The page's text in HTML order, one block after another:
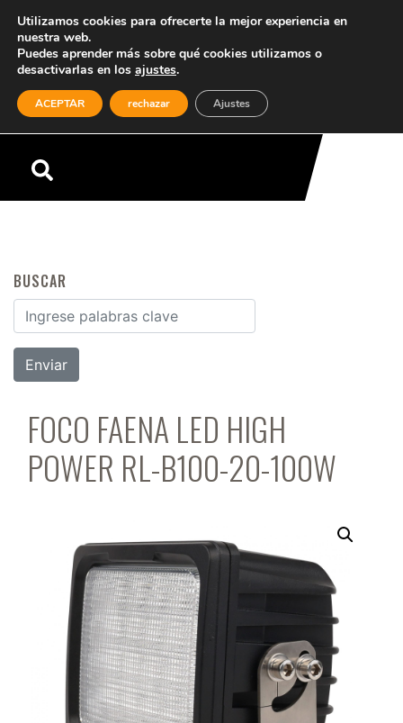
Menú
BUSCAR
Buscar por:
FOCO FAENA LED HIGH
POWER RL-B100-20-100W
Utilizamos cookies para ofrecerte la mejor experiencia en
nuestra web.
Puedes aprender más sobre qué cookies utilizamos o
desactivarlas en los ajustes.
ACEPTAR rechazar Ajustes